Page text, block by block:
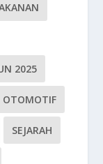
2025
OTOMOTIF
SEJARAH